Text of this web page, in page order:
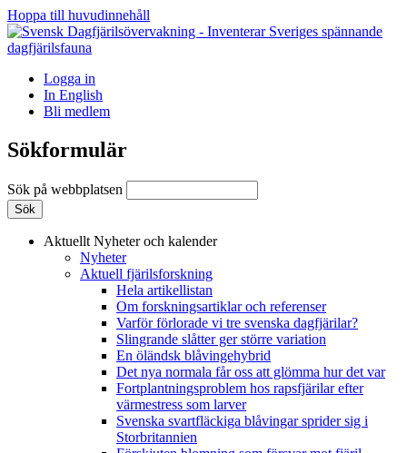
Hoppa till huvudinnehåll
Logga in
In English
Bli medlem
Sökformulär
Sök på webbplatsen
Aktuellt Nyheter och kalender
Nyheter
Aktuell fjärilsforskning
Hela artikellistan
Om forskningsartiklar och referenser
Varför förlorade vi tre svenska dagfjärilar?
Slingrande slåtter ger större variation
En öländsk blåvingehybrid
Det nya normala får oss att glömma hur det var
Fortplantningsproblem hos rapsfjärilar efter
värmestress som larver
Svenska svartfläckiga blåvingar sprider sig i
Storbritannien